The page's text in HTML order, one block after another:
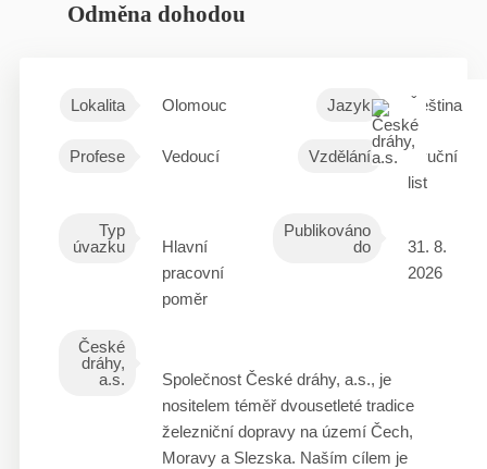
Odměna dohodou
Lokalita Olomouc Jazyk Čeština
Profese Vedoucí Vzdělání
Výuční
list
Typ
úvazku
Hlavní
pracovní
poměr
Publikováno
do
31. 8.
2026
České
dráhy,
a.s.
Společnost České dráhy, a.s., je
nositelem téměř dvousetleté tradice
železniční dopravy na území Čech,
Moravy a Slezska. Naším cílem je